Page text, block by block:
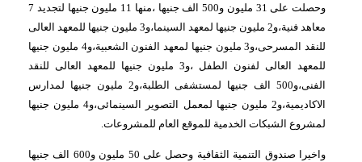
وحصلت على 31 مليون و500 الف جنيها ،منها 11 مليون جنيها لتجديد 7
معاهد فنية،و2 مليون جنيها لمعهد السينما،و3 مليون جنيها للمعهد العالى
للنقد المسرحى،و3 مليون جنيها لمعهد الفنون الشعبية،و4 مليون جنيها
للمعهد العالى لفنون الطفل ،و3 مليون جنيها للمعهد العالى للنقد
الفنى،و500 الف جنيها لمستشفى الطلبة،و2 مليون جنيها لمدارس
الاكاديمية،و2 مليون جنيها لمعمل التصوير السينمائى،و4 مليون جنيها
لمشروع الشبكات الخدمية للموقع العام للمشروعات.
واخيرا صندوق التنمية الثقافية وحصل على 50 مليون و600 الف جنيها